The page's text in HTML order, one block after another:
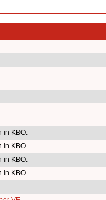
in KBO.
in KBO.
in KBO.
in KBO.